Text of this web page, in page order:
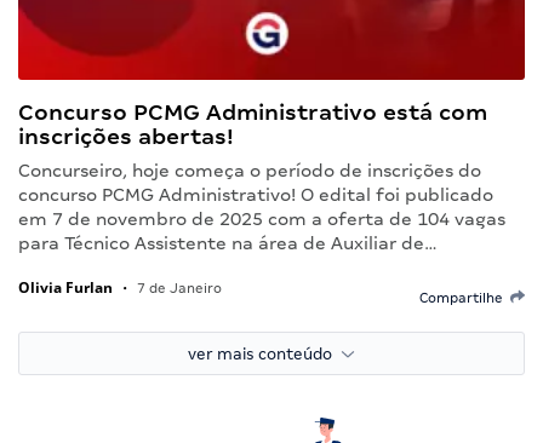
Concurso PCMG Administrativo está com
inscrições abertas!
Concurseiro, hoje começa o período de inscrições do
concurso PCMG Administrativo! O edital foi publicado
em 7 de novembro de 2025 com a oferta de 104 vagas
para Técnico Assistente na área de Auxiliar de…
Olivia Furlan • 7 de Janeiro
Compartilhe
ver mais conteúdo